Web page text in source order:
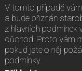
V tomto případě
a bude přiznán
z hlavních podmínek
důchod. Proto vám
pokud jste o něj
podmínky.